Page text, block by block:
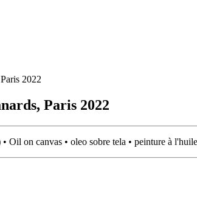
2022
Paris 2022
Oil on canvas • oleo sobre tela • peinture à